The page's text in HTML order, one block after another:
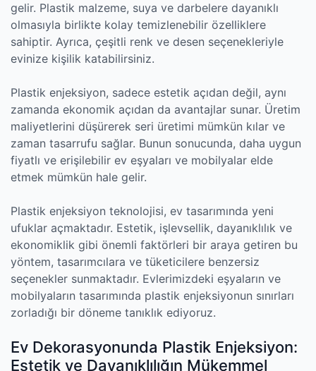
gelir. Plastik malzeme, suya ve darbelere dayanıklı
olmasıyla birlikte kolay temizlenebilir özelliklere
sahiptir. Ayrıca, çeşitli renk ve desen seçenekleriyle
evinize kişilik katabilirsiniz.
Plastik enjeksiyon, sadece estetik açıdan değil, aynı
zamanda ekonomik açıdan da avantajlar sunar. Üretim
maliyetlerini düşürerek seri üretimi mümkün kılar ve
zaman tasarrufu sağlar. Bunun sonucunda, daha uygun
fiyatlı ve erişilebilir ev eşyaları ve mobilyalar elde
etmek mümkün hale gelir.
Plastik enjeksiyon teknolojisi, ev tasarımında yeni
ufuklar açmaktadır. Estetik, işlevsellik, dayanıklılık ve
ekonomiklik gibi önemli faktörleri bir araya getiren bu
yöntem, tasarımcılara ve tüketicilere benzersiz
seçenekler sunmaktadır. Evlerimizdeki eşyaların ve
mobilyaların tasarımında plastik enjeksiyonun sınırları
zorladığı bir döneme tanıklık ediyoruz.
Ev Dekorasyonunda Plastik Enjeksiyon:
Estetik ve Dayanıklılığın Mükemmel